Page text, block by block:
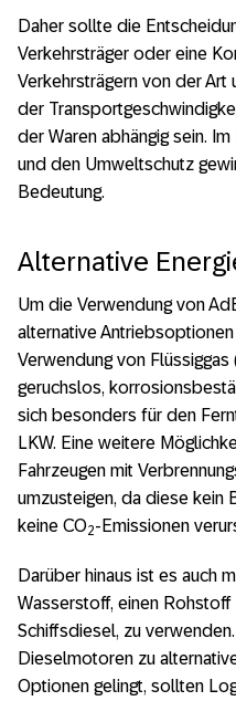
Daher sollte die
Verkehrsträger oder eine
Verkehrsträgern von der
der
der Waren abhängig sein.
und den Umweltschutz
Bedeutung.
Alternative
Um die Verwendung von
alternative
Verwendung von
geruchslos,
sich besonders für den
LKW. Eine weitere
Fahrzeugen mit
umzusteigen, da diese kein
keine CO2-Emissionen
Darüber hinaus ist es auch
Wasserstoff, einen
Schiffsdiesel, zu
Dieselmotoren zu
Optionen gelingt, sollten